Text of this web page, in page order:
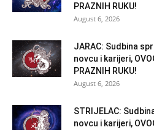
PRAZNIH RUKU!
August 6, 2026
JARAC: Sudbina
novcu i karijeri,
PRAZNIH RUKU!
August 6, 2026
STRIJELAC:
novcu i karijeri,